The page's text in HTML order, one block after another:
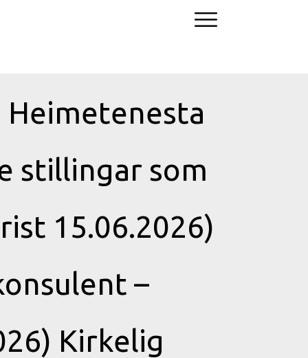
stillingar som
15.06.2026)
–
Kirkelig